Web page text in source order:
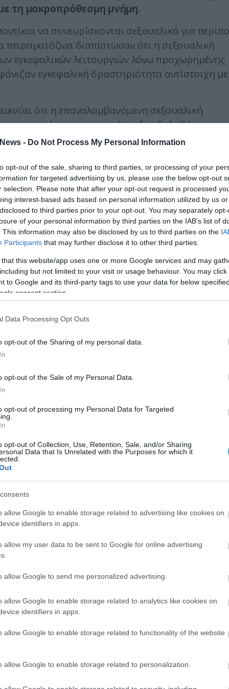
- Do Not Process My Personal Information
opt-out of the sale, sharing to third parties, or processing of your
for targeted advertising by us, please use the below opt-out
selection. Please note that after your opt-out request is processed
interest-based ads based on personal information utilized by us
to third parties prior to your opt-out. You may separately
of your personal information by third parties on the IAB’s list of
This information may also be disclosed by us to third parties on the
Participants that may further disclose it to other third parties.
that this website/app uses one or more Google services and may
but not limited to your visit or usage behaviour. You may
to Google and its third-party tags to use your data for below
consent section.
Data Processing Opt Outs
opt-out of the Sharing of my personal data.
opt-out of the Sale of my Personal Data.
opt-out of processing my Personal Data for Targeted
opt-out of Collection, Use, Retention, Sale, and/or Sharing
Data that Is Unrelated with the Purposes for which it
allow Google to enable storage related to advertising like cookies on
identifiers in apps.
allow my user data to be sent to Google for online advertising
allow Google to send me personalized advertising.
allow Google to enable storage related to analytics like cookies on
identifiers in apps.
allow Google to enable storage related to functionality of the website
allow Google to enable storage related to personalization.
τη μακροπρόθεσμη μνήμη.
να συνευρίσκονται σεξουαλικά για
πειραματόζωα διαπίστωσαν ότι η σεξουαλική
εγκεφαλικών λειτουργιών λόγω προχωρημένης
εγκεφαλική δραστηριότητα αντίστοιχη με
ότι η επαναλαμβανόμενη σεξουαλική
νευρογένεσης – της ανάπτυξης δηλαδή των
γνωσιακών προβλημάτων σε μεσήλικα
το «φρενάρισμα» της σεξουαλικής
λειτουργίας χανόταν.
το Πανεπιστήμιο Κονκούκ, στη Νότια Κορέα,
την αρνητική επίδραση του στρες στην
έναν από τους κυριότερους αναστολείς της
ωστόσο, το σεξ φάνηκε να αποκαθιστά τη
τις επιπτώσεις του στρες.
να αποτελέσει έναν μηχανισμό
του ιππόκαμπου ενάντια στις
στρες»τονίζουν οι επιστήμονες.
φαίνεται να περνάει στην αντίπερα
να είναι επιβλαβής για την υγεία του
Ντουισμπούργκ, στο Εσεν, το να βλέπει
φαίνεται να επιδρά στη μνήμη και
να εκτελεί πολλές δραστηριότητες παράλληλα –
ερευνητές είδαν ότι το άτομα που δέχονταν
επιδόσεις ως προς τη λειτουργική μνήμη
μπορεί να βελτιώσει τις
υψηλό ΙQ δεν σημαίνει απαραίτητα ότι
στις ΗΠΑ, έδειξε ότι τα άτομα που εμφανίζουν
λιγότερες πιθανότητες να κάνουν σεξ σε μικρή